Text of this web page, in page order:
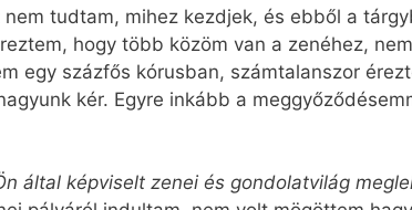
tudtam, mihez kezdjek, és ebből a
hogy több közöm van a zenéhez,
egy százfős kórusban, számtalanszor
kér. Egyre inkább a
által képviselt zenei és gondolatvilág